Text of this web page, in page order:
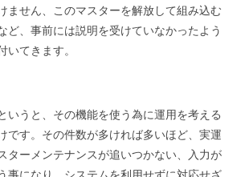
ません、このマスターを解放して組み込む
ど、事前には説明を受けていなかったよう
いてきます。
いうと、その機能を使う為に運用を考える
です。その件数が多ければ多いほど、実運
ターメンテナンスが追いつかない、入力が